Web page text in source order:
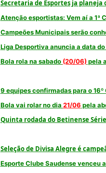
Secretaria de Esportes ja planeja
Atenção esportistas: Vem aí a 1ª
Campeões Municipais serão
Liga Desportiva anuncia a data
Bola rola na sabado (20/06) pela
9 equipes confirmadas para o
Bola vai rolar no dia 21/06 pela
Quinta rodada do Betinense
Seleção de Divisa Alegre é
Esporte Clube Saudense venceu